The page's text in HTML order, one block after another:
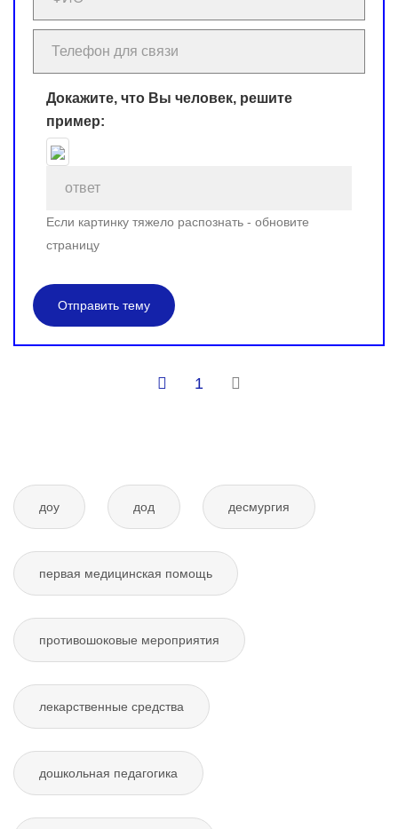
Докажите, что Вы человек, решите
пример:
Если картинку тяжело распознать - обновите
страницу
Отправить тему
1
доу дод десмургия
первая медицинская помощь
противошоковые мероприятия
лекарственные средства
дошкольная педагогика